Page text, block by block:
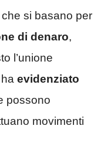
che si basano per
di denaro,
l’unione
evidenziato
possono
movimenti